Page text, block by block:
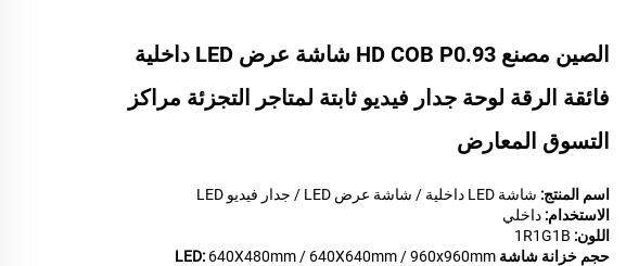
الصين مصنع HD COB P0.93 شاشة عرض LED داخلية
فائقة الرقة لوحة جدار فيديو ثابتة لمتاجر التجزئة مراكز
التسوق المعارض
اسم المنتج: شاشة LED داخلية / شاشة عرض LED / جدار فيديو LED
الاستخدام: داخلي
اللون: 1R1G1B
حجم خزانة شاشة LED: 640X480mm / 640X640mm / 960x960mm